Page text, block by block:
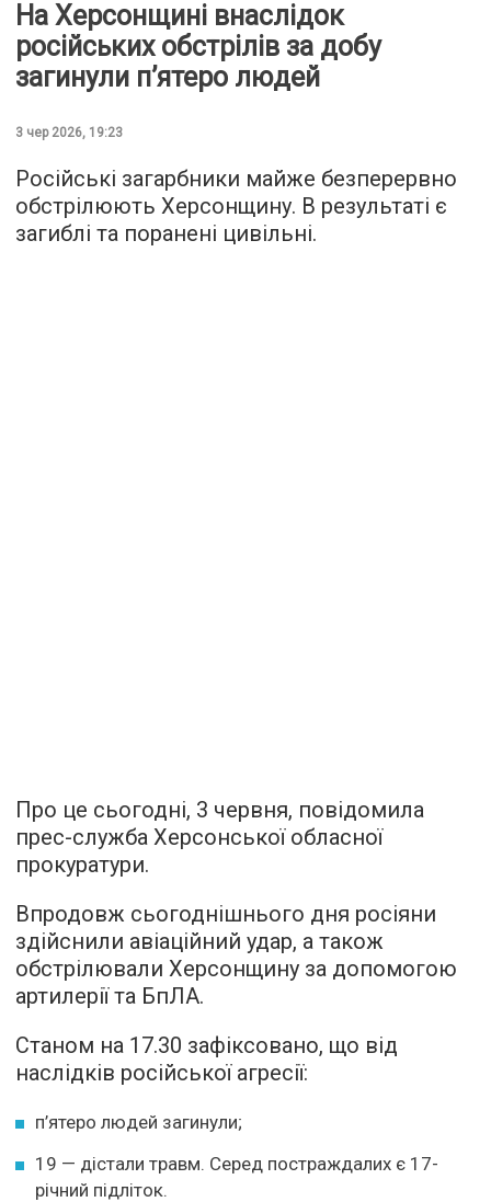
На Херсонщині внаслідок
російських обстрілів за добу
загинули п’ятеро людей
3 чер 2026, 19:23
Російські загарбники майже безперервно
обстрілюють Херсонщину. В результаті є
загиблі та поранені цивільні.
Про це сьогодні, 3 червня, повідомила
прес-служба Херсонської обласної
прокуратури.
Впродовж сьогоднішнього дня росіяни
здійснили авіаційний удар, а також
обстрілювали Херсонщину за допомогою
артилерії та БпЛА.
Станом на 17.30 зафіксовано, що від
наслідків російської агресії:
п’ятеро людей загинули;
19 — дістали травм. Серед постраждалих є 17-
річний підліток.